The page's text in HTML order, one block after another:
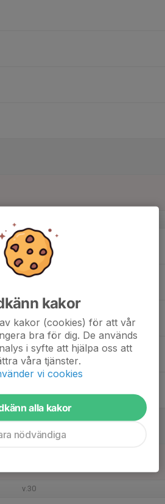
v.30
kakor
kakor (cookies) för att vår
bra för dig. De används
i syfte att hjälpa oss att
våra tjänster.
vi cookies
alla kakor
nödvändiga